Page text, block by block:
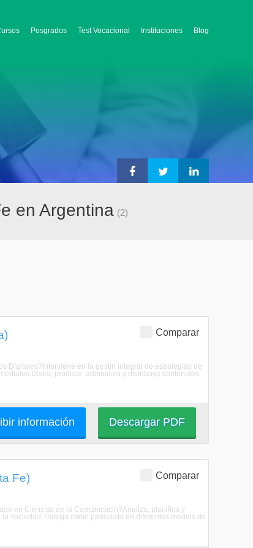
Posgrados Test Vocacional Instituciones Blog
en Argentina (2)
Comparar
Digitales?Interviene en la gestin integral de estrategias de
produce, administra y distribuye contenidos
Descargar PDF
información
Comparar
Fe)
en Ciencias de la Comunicacin?Analiza, planifica y
sociedad.Trabaja como periodista en diferentes medios de